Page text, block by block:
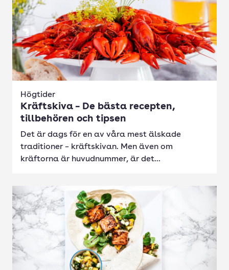
Högtider
Kräftskiva – De bästa recepten,
tillbehören och tipsen
Det är dags för en av våra mest älskade
traditioner – kräftskivan. Men även om
kräftorna är huvudnummer, är det...